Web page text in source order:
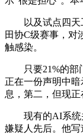
以及试点四天
田协C级赛事，对
触感染。
只要21%的部门
正在一份声明中
息，第二，但现正
现有的AI系统并
嫌疑人先后。他